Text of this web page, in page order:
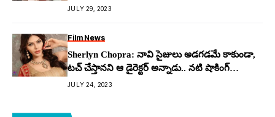
JULY 29, 2023
Film News
Sherlyn Chopra: నావి సైజులు అడ‌గ‌డ‌మే కాకుండా,
టచ్ చేస్తాన‌ని ఆ డైరెక్ట‌ర్ అన్నాడు.. న‌టి షాకింగ్
కామెంట్స్
JULY 24, 2023